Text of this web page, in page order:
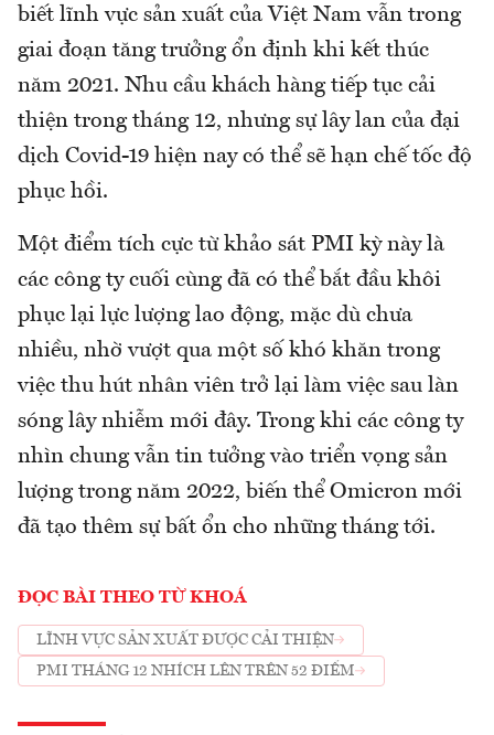
biết lĩnh vực sản xuất của Việt Nam vẫn trong
giai đoạn tăng trưởng ổn định khi kết thúc
năm 2021. Nhu cầu khách hàng tiếp tục cải
thiện trong tháng 12, nhưng sự lây lan của đại
dịch Covid-19 hiện nay có thể sẽ hạn chế tốc độ
phục hồi.
Một điểm tích cực từ khảo sát PMI kỳ này là
các công ty cuối cùng đã có thể bắt đầu khôi
phục lại lực lượng lao động, mặc dù chưa
nhiều, nhờ vượt qua một số khó khăn trong
việc thu hút nhân viên trở lại làm việc sau làn
sóng lây nhiễm mới đây. Trong khi các công ty
nhìn chung vẫn tin tưởng vào triển vọng sản
lượng trong năm 2022, biến thể Omicron mới
đã tạo thêm sự bất ổn cho những tháng tới.
ĐỌC BÀI THEO TỪ KHOÁ
LĨNH VỰC SẢN XUẤT ĐƯỢC CẢI THIỆN
PMI THÁNG 12 NHÍCH LÊN TRÊN 52 ĐIỂM